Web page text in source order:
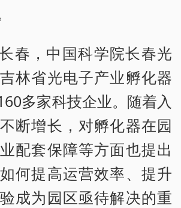
春，中国科学院长春光
林省光电子产业孵化器
多家科技企业。随着入
断增长，对孵化器在园
配套保障等方面也提出
何提高运营效率、提升
成为园区亟待解决的重